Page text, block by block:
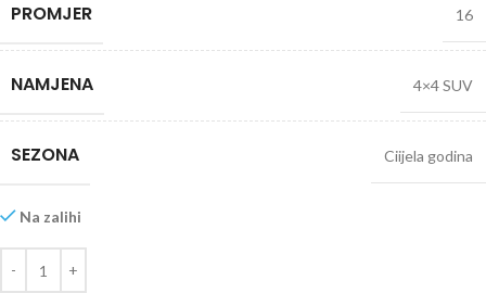
PROMJER 16
NAMJENA 4×4 SUV
SEZONA Ciijela godina
Na zalihi